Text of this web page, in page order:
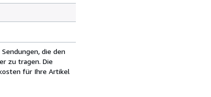
die den
zu tragen. Die
für Ihre Artikel